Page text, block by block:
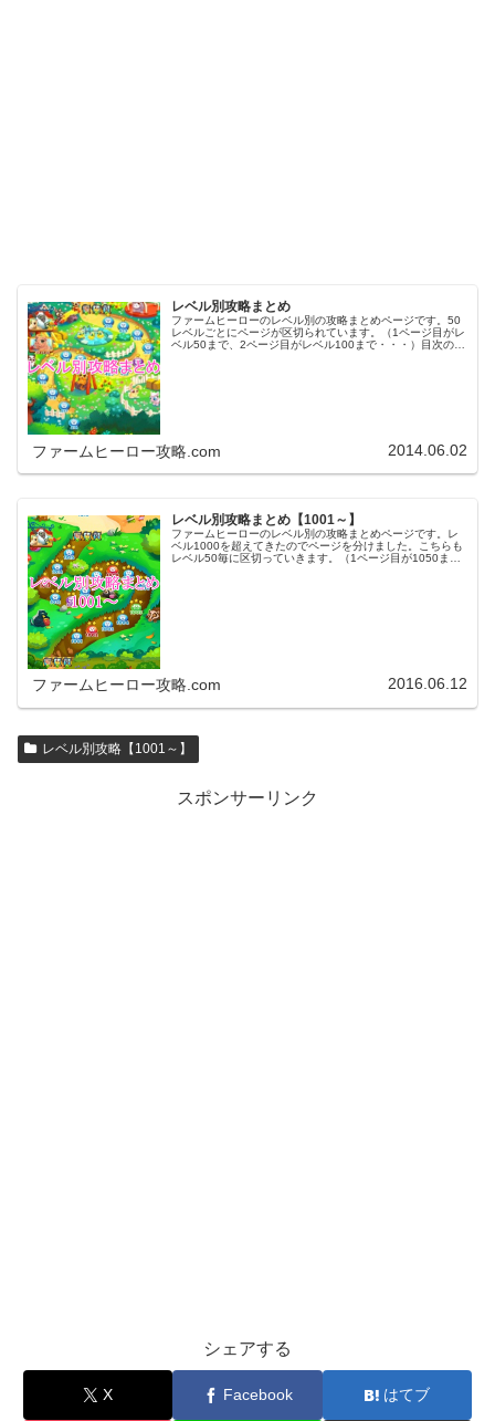
レベル別攻略まとめ
ファームヒーローのレベル別の攻略まとめページです。50
レベルごとにページが区切られています。（1ページ目がレ
ベル50まで、2ページ目がレベル100まで・・・）目次のリ
ファームヒーロー攻略.com 2014.06.02
レベル別攻略まとめ【1001～】
ファームヒーローのレベル別の攻略まとめページです。レ
ベル1000を超えてきたのでページを分けました。こちらも
レベル50毎に区切っていきます。（1ページ目が1050ま
ファームヒーロー攻略.com 2016.06.12
レベル別攻略【1001～】
スポンサーリンク
シェアする
X Facebook はてブ